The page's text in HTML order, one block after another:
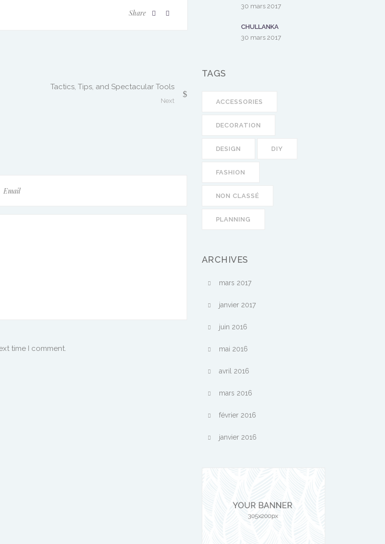
Share
Tactics, Tips, and Spectacular Tools
Next
time I comment.
30 mars 2017
CHULLANKA
30 mars 2017
TAGS
ACCESSORIES
DECORATION
DESIGN DIY
FASHION
NON CLASSÉ
PLANNING
ARCHIVES
mars 2017
janvier 2017
juin 2016
mai 2016
avril 2016
mars 2016
février 2016
janvier 2016